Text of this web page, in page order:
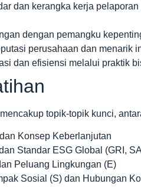
dan kerangka kerja
dengan pemangku
perusahaan dan menarik
dan efisiensi melalui praktik
topik-topik kunci,
Konsep Keberlanjutan
Standar ESG Global (GRI,
Peluang Lingkungan (E)
Sosial (S) dan Hubungan